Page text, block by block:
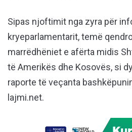
Sipas njoftimit nga zyra për
kryeparlamentarit, temë
marrëdhëniet e afërta midis
të Amerikës dhe Kosovës, si
raporte të veçanta
lajmi.net.